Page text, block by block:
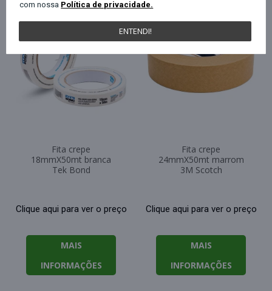
Fita crepe
18mmX50mt branca
Tek Bond
Clique aqui para ver o preço
MAIS
INFORMAÇÕES
Fita crepe
24mmX50mt marrom
3M Scotch
Clique aqui para ver o preço
MAIS
INFORMAÇÕES
com nossa Política de privacidade.
ENTENDI!